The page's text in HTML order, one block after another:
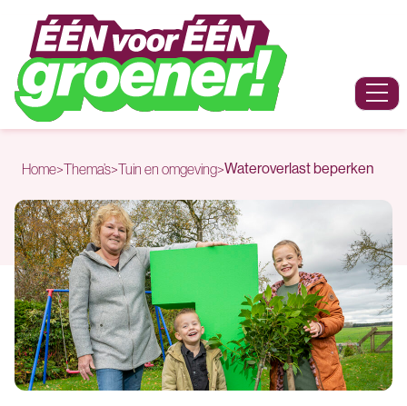
Naar hoofdinhoud
Menu
Home>Thema’s>Tuin en omgeving>Wateroverlast beperken